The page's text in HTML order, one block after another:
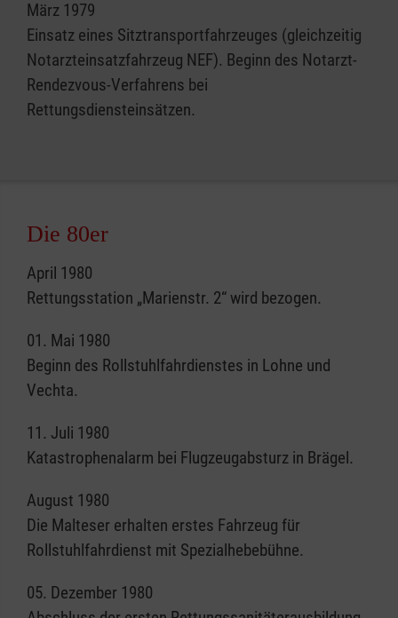
März 1979
Einsatz eines Sitztransportfahrzeuges (gleichzeitig
Notarzteinsatzfahrzeug NEF). Beginn des Notarzt-
Rendezvous-Verfahrens bei
Rettungsdiensteinsätzen.
Die 80er
April 1980
Rettungsstation „Marienstr. 2“ wird bezogen.
01. Mai 1980
Beginn des Rollstuhlfahrdienstes in Lohne und
Vechta.
11. Juli 1980
Katastrophenalarm bei Flugzeugabsturz in Brägel.
August 1980
Die Malteser erhalten erstes Fahrzeug für
Rollstuhlfahrdienst mit Spezialhebebühne.
05. Dezember 1980